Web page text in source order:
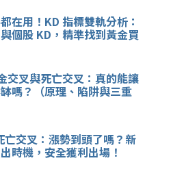
在用！KD 指標雙軌分析：
個股 KD，精準找到黃金買
交叉與死亡交叉：真的能讓
嗎？（原理、陷阱與三重
亡交叉：漲勢到頭了嗎？新
時機，安全獲利出場！